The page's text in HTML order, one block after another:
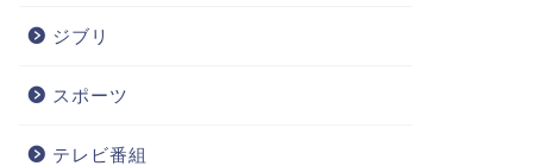
ジブリ
スポーツ
テレビ番組